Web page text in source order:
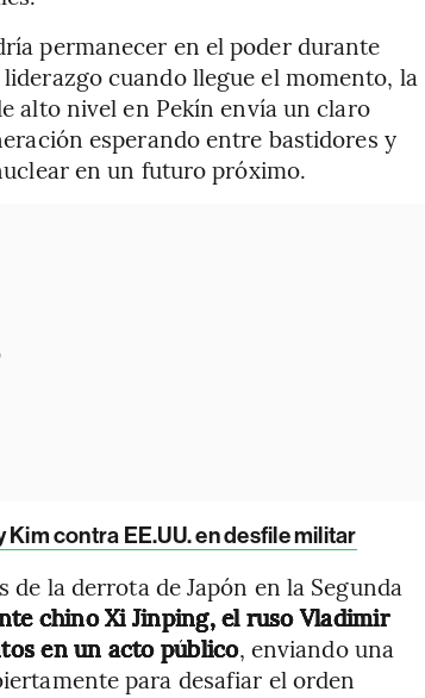
permanecer en el poder durante
cuando llegue el momento, la
alto nivel en Pekín envía un claro
esperando entre bastidores y
en un futuro próximo.
contra EE.UU. en desfile militar
la derrota de Japón en la Segunda
chino Xi Jinping, el ruso Vladimir
en un acto público, enviando una
para desafiar el orden